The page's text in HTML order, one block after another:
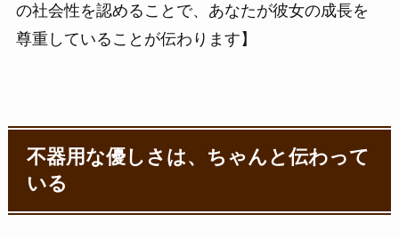
の社会性を認めることで、あなたが彼女の成長を
尊重していることが伝わります】
不器用な優しさは、ちゃんと伝わって
いる